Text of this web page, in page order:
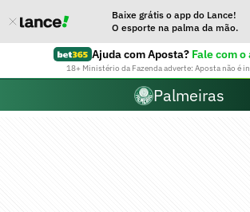
Baixe grátis o app do Lance!
O esporte na palma da mão.
Ajuda com Aposta? Fale com
18+ Ministério da Fazenda adverte: Aposta não é
Palmeiras